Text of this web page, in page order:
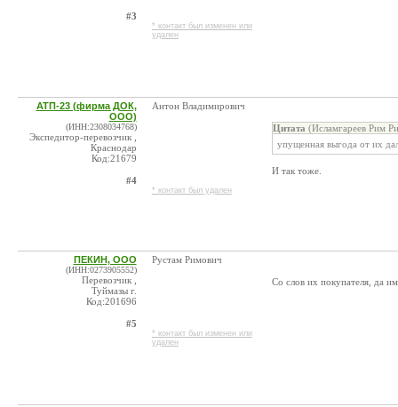
#3
* контакт был изменен или
удален
АТП-23 (фирма ДОК,
ООО)
(ИНН:2308034768)
Экспедитор-перевозчик ,
Краснодар
Код:21679
#4
Антон Владимирович
* контакт был удален
Цитата (Исламгареев Рим
упущенная выгода от их
И так тоже.
ПЕКИН, ООО
(ИНН:0273905552)
Перевозчик ,
Туймазы г.
Код:201696
#5
Рустам Римович
* контакт был изменен или
удален
Со слов их покупателя, да